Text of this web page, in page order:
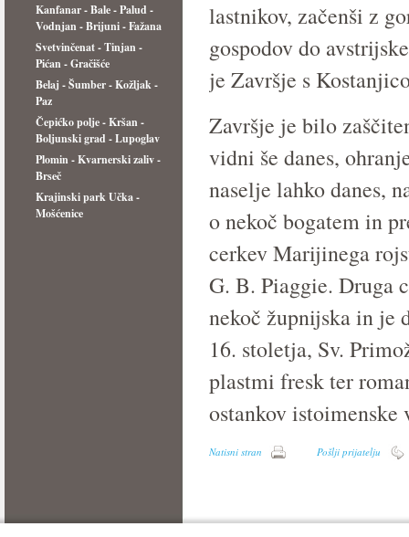
Kanfanar - Bale - Palud -
Vodnjan - Brijuni - Fažana
Svetvinčenat - Tinjan -
Pićan - Gračišće
Belaj - Šumber - Kožljak -
Paz
Čepićko polje - Kršan -
Boljunski grad - Lupoglav
Plomin - Kvarnerski zaliv -
Brseč
Krajinski park Učka -
Mošćenice
lastnikov, začenši z
gospodov do
je Završje s
Završje je bilo
vidni še danes,
naselje lahko danes,
o nekoč bogatem in
cerkev Marijinega
G. B. Piaggie. Druga
nekoč župnijska in je
16. stoletja, Sv.
plastmi fresk ter
ostankov istoimenske
Natisni stran Pošlji prijatelju